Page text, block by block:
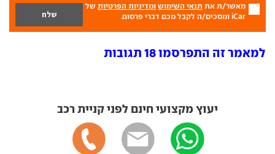
מאשר/ת את תנאי השימוש ומדיניות הפרטיות של
iCar ומסכים/ה לקבל מכם דברי פרסום.
למאמר זה התפרסמו 18 תגובות
יעוץ מקצועי חינם לפני קניית רכב